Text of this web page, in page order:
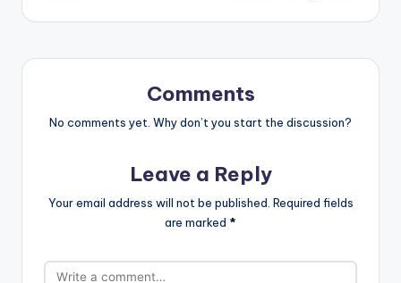
Comments
No comments yet. Why don’t you start the discussion?
Leave a Reply
Your email address will not be published. Required fields
are marked *